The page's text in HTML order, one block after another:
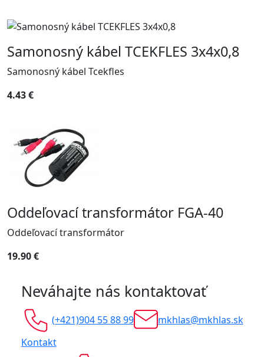
Samonosný kábel TCEKFLES 3x4x0,8
Samonosný kábel Tcekfles
4.43 €
Oddeľovací transformátor FGA-40
Oddeľovací transformátor
19.90 €
Neváhajte nás kontaktovať
(+421)904 55 88 99
mkhlas@mkhlas.sk
Kontakt